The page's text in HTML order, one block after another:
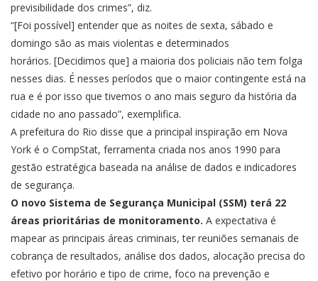
previsibilidade dos crimes”, diz.
“[Foi possível] entender que as noites de sexta, sábado e
domingo são as mais violentas e determinados
horários. [Decidimos que] a maioria dos policiais não tem folga
nesses dias. É nesses períodos que o maior contingente está na
rua e é por isso que tivemos o ano mais seguro da história da
cidade no ano passado”, exemplifica.
A prefeitura do Rio disse que a principal inspiração em Nova
York é o CompStat, ferramenta criada nos anos 1990 para
gestão estratégica baseada na análise de dados e indicadores
de segurança.
O novo Sistema de Segurança Municipal (SSM) terá 22
áreas prioritárias de monitoramento. A expectativa é
mapear as principais áreas criminais, ter reuniões semanais de
cobrança de resultados, análise dos dados, alocação precisa do
efetivo por horário e tipo de crime, foco na prevenção e